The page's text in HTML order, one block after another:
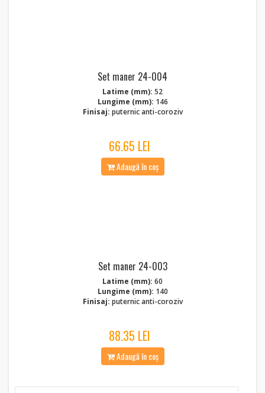
Set maner 24-004
Latime (mm): 52
Lungime (mm): 146
Finisaj: puternic anti-coroziv
66.65 LEI
Adaugă în coș
Set maner 24-003
Latime (mm): 60
Lungime (mm): 140
Finisaj: puternic anti-coroziv
88.35 LEI
Adaugă în coș